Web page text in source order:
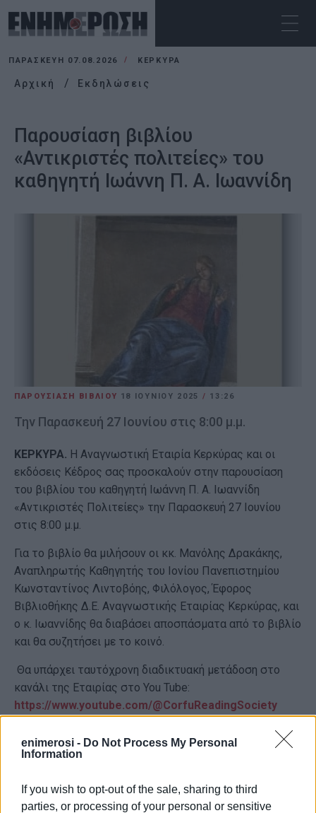
enimerosi - Do Not Process My Personal
Information
If you wish to opt-out of the sale, sharing to third
parties, or processing of your personal or sensitive
ΠΑΡΑΣΚΕΥΉ 07.08.2026 ΚΕΡΚΥΡΑ
Αρχική Εκδηλώσεις
Παρουσίαση βιβλίου
«Αντικριστές πολιτείες» του
καθηγητή Ιωάννη Π. Α. Ιωαννίδη
ΠΑΡΟΥΣΙΑΣΗ ΒΙΒΛΙΟΥ 18 ΙΟΥΝΊΟΥ 2025 / 13:26
Την Παρασκευή 27 Ιουνίου στις 8:00 μ.μ.
ΚΕΡΚΥΡΑ. Η Αναγνωστική Εταιρία Κερκύρας και οι
εκδόσεις Κέδρος σας προσκαλούν στην παρουσίαση
του βιβλίου του καθηγητή Ιωάννη Π. Α. Ιωαννίδη
«Αντικριστές Πολιτείες» την Παρασκευή 27 Ιουνίου
στις 8:00 μ.μ.
Για το βιβλίο θα μιλήσουν οι κκ. Μανόλης Δρακάκης,
Αναπληρωτής Καθηγητής του Ιονίου Πανεπιστημίου
Κωνσταντίνος Λιντοβόης, Φιλόλογος, Έφορος
Βιβλιοθήκης Δ.Ε. Αναγνωστικής Εταιρίας Κερκύρας, και
ο κ. Ιωαννίδης θα διαβάσει αποσπάσματα από το βιβλίο
και θα συζητήσει με το κοινό.
Θα υπάρχει ταυτόχρονη διαδικτυακή μετάδοση στο
κανάλι της Εταιρίας στο You Tube:
https://www.youtube.com/@CorfuReadingSociety